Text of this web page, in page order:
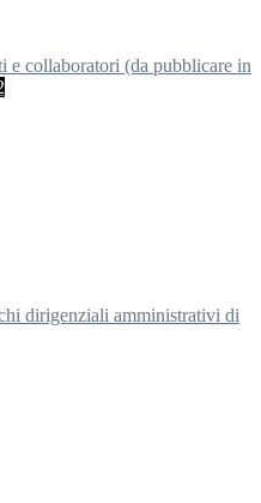
e collaboratori (da pubblicare in
dirigenziali amministrativi di